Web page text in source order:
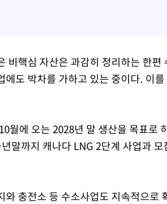
비핵심 자산은 과감히 정리하는 한
에도 박차를 가하고 있는 중이다. 이
월에 오는 2028년 말 생산을 목표
말까지 캐나다 LNG 2단계 사업과
와 충전소 등 수소사업도 지속적으